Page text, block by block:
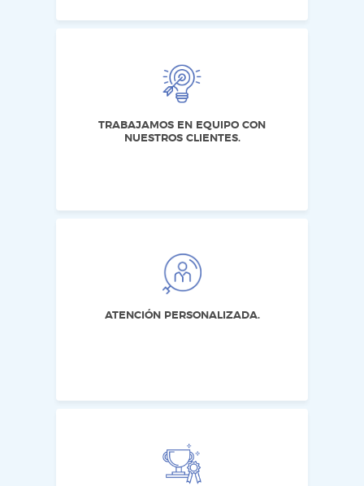
TRABAJAMOS EN EQUIPO CON
NUESTROS CLIENTES.
ATENCIÓN PERSONALIZADA.